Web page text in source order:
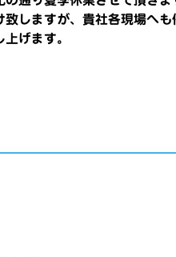
致しますが、貴社各現場へ
げます。